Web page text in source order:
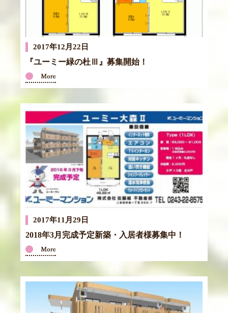
2017年12月22日
『ユーミー緑の杜Ⅲ』募集開始！
2017年11月29日
2018年3月完成予定新築・入居者様募集中！